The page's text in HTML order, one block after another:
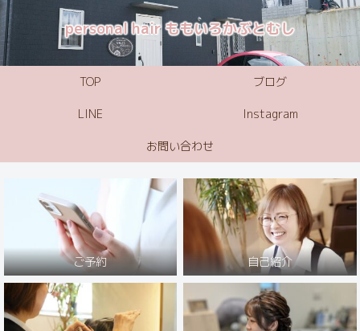
personal hair ももいろかぶとむし
TOP ブログ
LINE Instagram
お問い合わせ
ご予約 自己紹介